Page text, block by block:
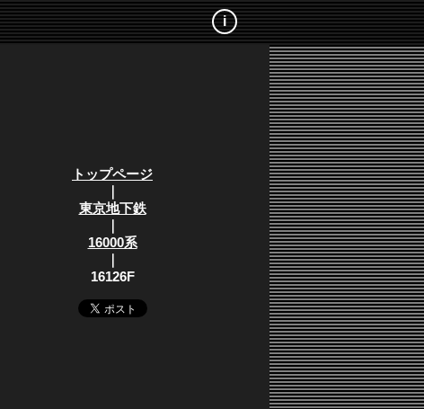
i
トップページ
｜
東京地下鉄
｜
16000系
｜
16126F